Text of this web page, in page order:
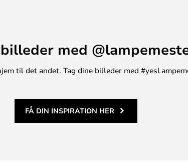
med
til det andet. Tag dine billeder med
FÅ DIN INSPIRATION HER